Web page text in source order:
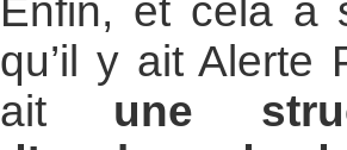
Enfin, et cela a
qu’il y ait Alerte
ait une